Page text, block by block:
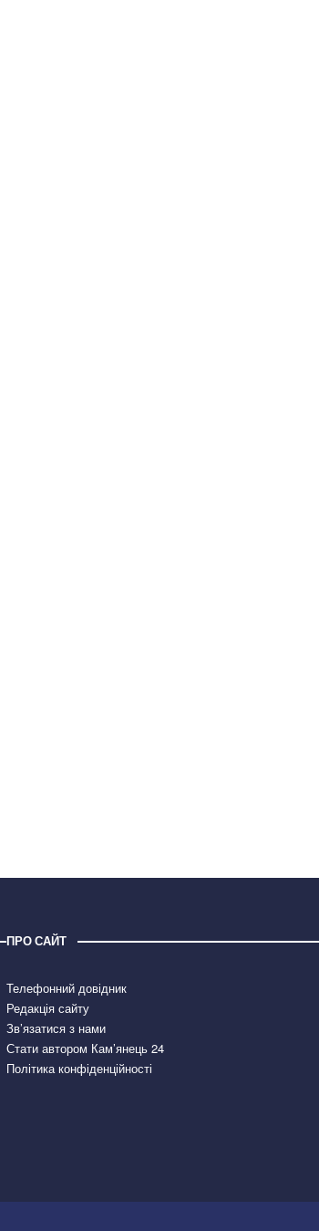
ПРО САЙТ
Телефонний довідник
Редакція сайту
Зв’язатися з нами
Стати автором Кам’янець 24
Політика конфіденційності